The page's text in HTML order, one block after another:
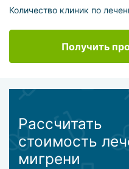
Количество клиник по
Получить
Рассчитать
стоимость
мигрени